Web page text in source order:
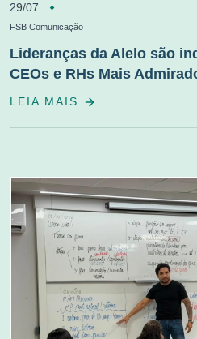
29/07
FSB Comunicação
Lideranças da Alelo são
CEOs e RHs Mais
LEIA MAIS